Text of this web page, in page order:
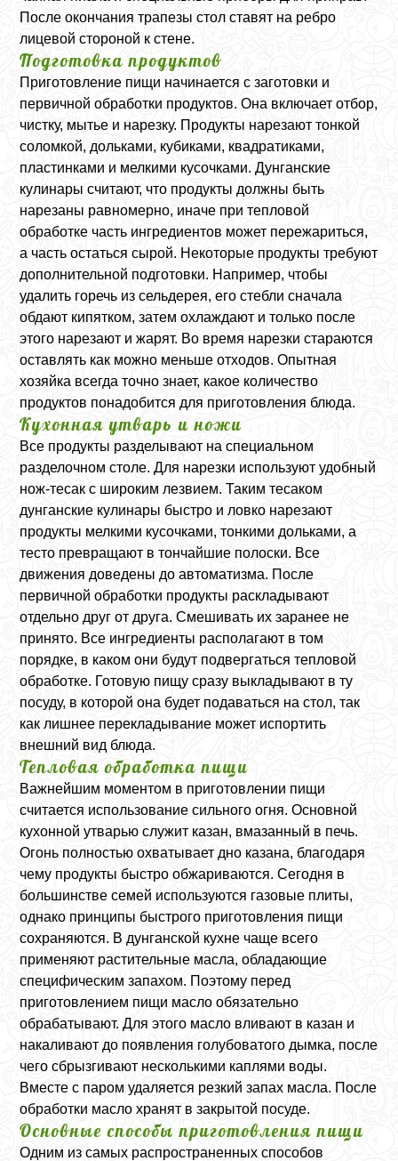
После окончания трапезы стол ставят на ребро
лицевой стороной к стене.
Подготовка продуктов
Приготовление пищи начинается с заготовки и
первичной обработки продуктов. Она включает отбор,
чистку, мытье и нарезку. Продукты нарезают тонкой
соломкой, дольками, кубиками, квадратиками,
пластинками и мелкими кусочками. Дунганские
кулинары считают, что продукты должны быть
нарезаны равномерно, иначе при тепловой
обработке часть ингредиентов может пережариться,
а часть остаться сырой. Некоторые продукты требуют
дополнительной подготовки. Например, чтобы
удалить горечь из сельдерея, его стебли сначала
обдают кипятком, затем охлаждают и только после
этого нарезают и жарят. Во время нарезки стараются
оставлять как можно меньше отходов. Опытная
хозяйка всегда точно знает, какое количество
продуктов понадобится для приготовления блюда.
Кухонная утварь и ножи
Все продукты разделывают на специальном
разделочном столе. Для нарезки используют удобный
нож-тесак с широким лезвием. Таким тесаком
дунганские кулинары быстро и ловко нарезают
продукты мелкими кусочками, тонкими дольками, а
тесто превращают в тончайшие полоски. Все
движения доведены до автоматизма. После
первичной обработки продукты раскладывают
отдельно друг от друга. Смешивать их заранее не
принято. Все ингредиенты располагают в том
порядке, в каком они будут подвергаться тепловой
обработке. Готовую пищу сразу выкладывают в ту
посуду, в которой она будет подаваться на стол, так
как лишнее перекладывание может испортить
внешний вид блюда.
Тепловая обработка пищи
Важнейшим моментом в приготовлении пищи
считается использование сильного огня. Основной
кухонной утварью служит казан, вмазанный в печь.
Огонь полностью охватывает дно казана, благодаря
чему продукты быстро обжариваются. Сегодня в
большинстве семей используются газовые плиты,
однако принципы быстрого приготовления пищи
сохраняются. В дунганской кухне чаще всего
применяют растительные масла, обладающие
специфическим запахом. Поэтому перед
приготовлением пищи масло обязательно
обрабатывают. Для этого масло вливают в казан и
накаливают до появления голубоватого дымка, после
чего сбрызгивают несколькими каплями воды.
Вместе с паром удаляется резкий запах масла. После
обработки масло хранят в закрытой посуде.
Основные способы приготовления пищи
Одним из самых распространенных способов